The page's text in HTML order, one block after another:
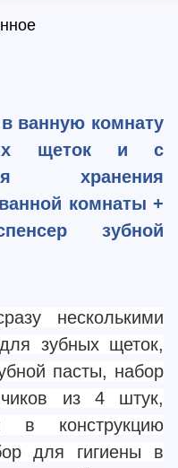
ванную комнату
щеток и с
хранения
комнаты +
зубной
несколькими
зубных щеток,
пасты, набор
из 4 штук,
в конструкцию
для гигиены в